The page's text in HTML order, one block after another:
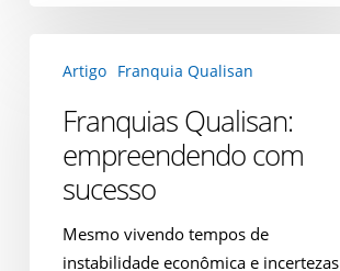
Qualisan:
sucesso
Artigo Franquia Qualisan
Franquias Qualisan:
empreendendo com
sucesso
Mesmo vivendo tempos de
instabilidade econômica e incertezas